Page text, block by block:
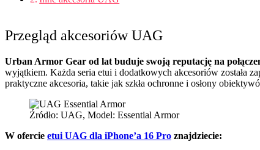
Przegląd akcesoriów UAG
Urban Armor Gear od lat buduje swoją reputację na
wyjątkiem. Każda seria etui i dodatkowych akcesoriów została
praktyczne akcesoria, takie jak szkła ochronne i osłony
Źródło: UAG, Model: Essential Armor
W ofercie etui UAG dla iPhone’a 16 Pro znajdziecie: